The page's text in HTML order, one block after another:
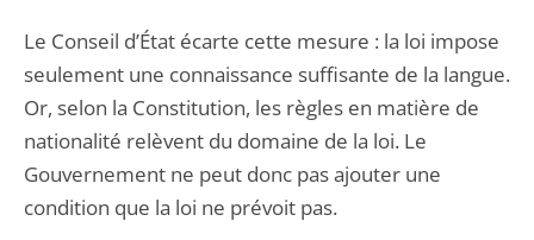
Le Conseil d’État écarte cette mesure : la loi impose
seulement une connaissance suffisante de la langue.
Or, selon la Constitution, les règles en matière de
nationalité relèvent du domaine de la loi. Le
Gouvernement ne peut donc pas ajouter une
condition que la loi ne prévoit pas.